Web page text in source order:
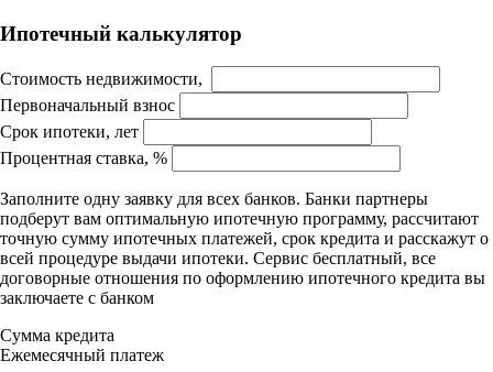
Ипотечный калькулятор
Стоимость недвижимости,
Первоначальный взнос
Срок ипотеки, лет
Процентная ставка, %
Заполните одну заявку для всех банков. Банки партнеры
подберут вам оптимальную ипотечную программу, рассчитают
точную сумму ипотечных платежей, срок кредита и расскажут о
всей процедуре выдачи ипотеки. Сервис бесплатный, все
договорные отношения по оформлению ипотечного кредита вы
заключаете с банком
Сумма кредита
Ежемесячный платеж